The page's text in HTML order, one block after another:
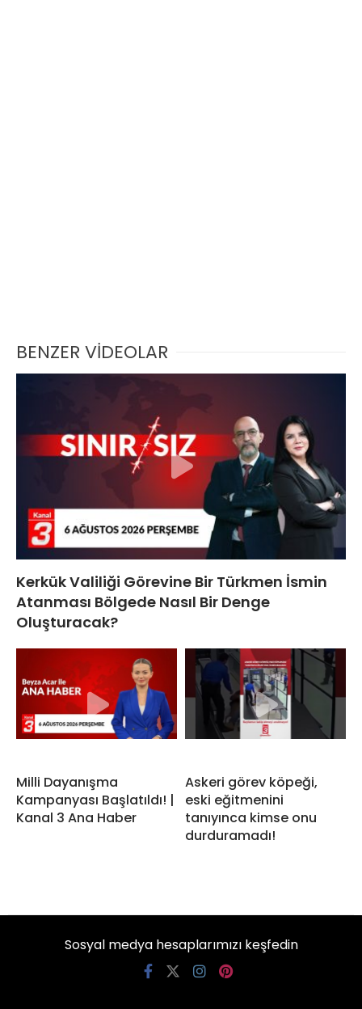
BENZER VİDEOLAR
Kerkük Valiliği Görevine Bir Türkmen İsmin
Atanması Bölgede Nasıl Bir Denge
Oluşturacak?
Milli Dayanışma
Kampanyası Başlatıldı! |
Kanal 3 Ana Haber
Askeri görev köpeği,
eski eğitmenini
tanıyınca kimse onu
durduramadı!
Sosyal medya hesaplarımızı keşfedin